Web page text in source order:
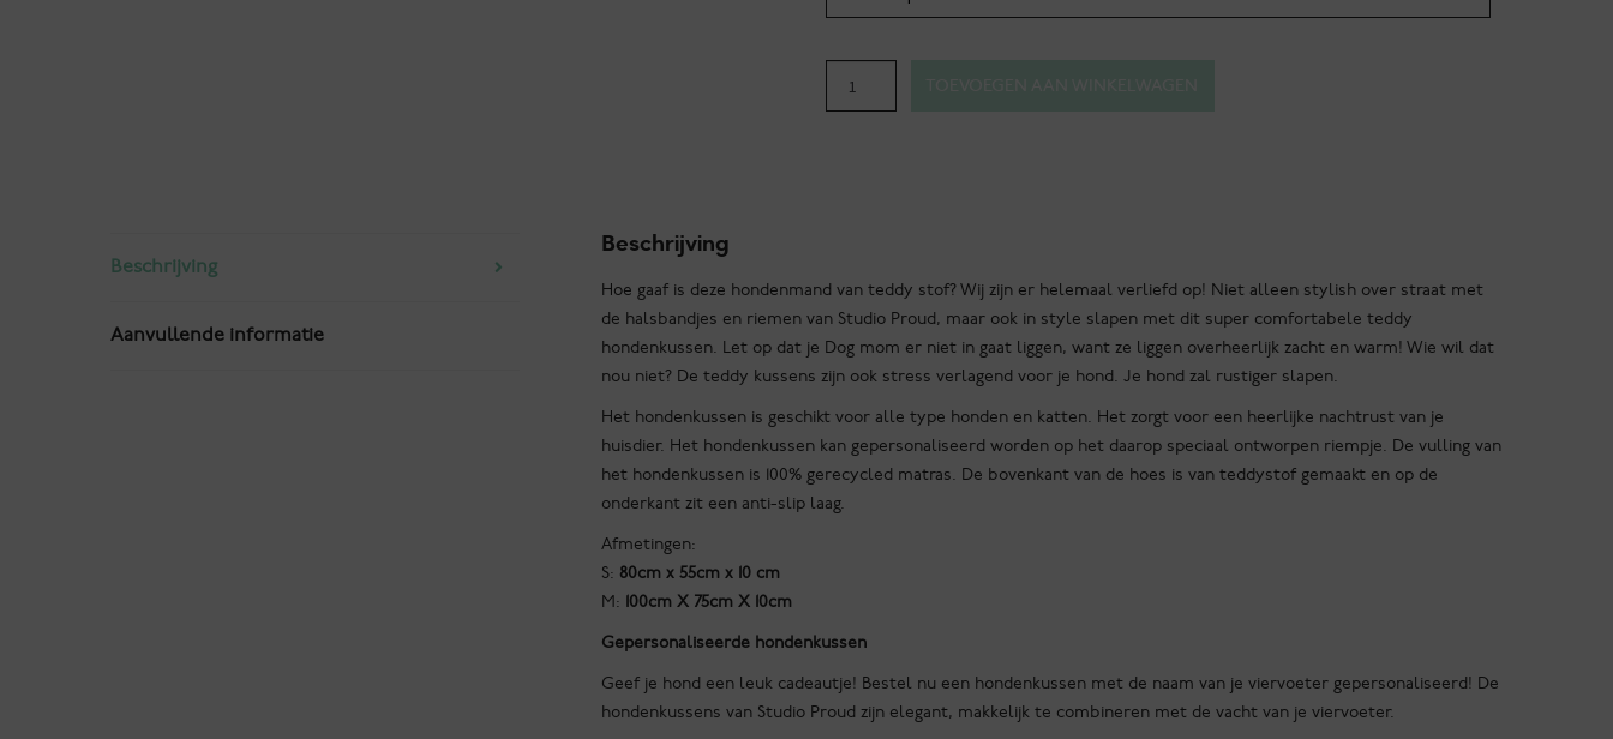
Beschrijving
Aanvullende informatie
Beschrijving
Hoe gaaf is deze hondenmand van teddy stof? Wij zijn er helemaal verliefd op! Niet alleen stylish over straat met
de halsbandjes en riemen van Studio Proud, maar ook in style slapen met dit super comfortabele teddy
hondenkussen. Let op dat je Dog mom er niet in gaat liggen, want ze liggen overheerlijk zacht en warm! Wie wil dat
nou niet? De teddy kussens zijn ook stress verlagend voor je hond. Je hond zal rustiger slapen.
Het hondenkussen is geschikt voor alle type honden en katten. Het zorgt voor een heerlijke nachtrust van je
huisdier. Het hondenkussen kan gepersonaliseerd worden op het daarop speciaal ontworpen riempje. De vulling van
het hondenkussen is 100% gerecycled matras. De bovenkant van de hoes is van teddystof gemaakt en op de
onderkant zit een anti-slip laag.
Afmetingen:
S: 80cm x 55cm x 10 cm
M: 100cm X 75cm X 10cm
Gepersonaliseerde hondenkussen
Geef je hond een leuk cadeautje! Bestel nu een hondenkussen met de naam van je viervoeter gepersonaliseerd! De
hondenkussens van Studio Proud zijn elegant, makkelijk te combineren met de vacht van je viervoeter.